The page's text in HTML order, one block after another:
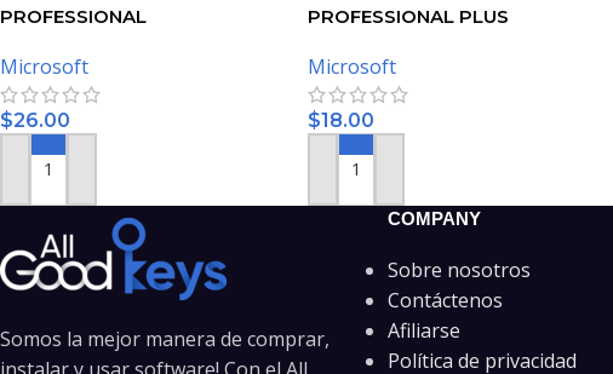
PROFESSIONAL
Microsoft
$26.00
AÑADIR AL CARRITO
PROFESSIONAL PLUS
Microsoft
$18.00
AÑADIR AL CARRITO
Somos la mejor manera de comprar,
instalar y usar software! Con el All
COMPANY
Sobre nosotros
Contáctenos
Afiliarse
Política de privacidad